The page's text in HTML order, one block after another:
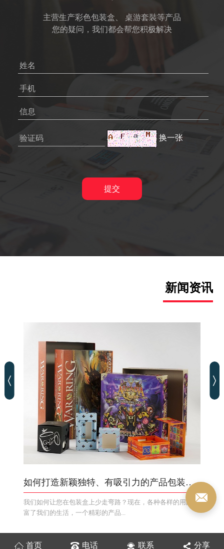
主营生产彩色包装盒、 桌游套裝等产品
您的疑问，我们都会帮您积极解决
换一张
新闻资讯
如何打造新颖独特、有吸引力的产品包装盒？
我们如何让您在包装盒上少走弯路？现在，各种各样的用品丰
富了我们的生活，一个精彩的产品...
首页 电话 联系 分享